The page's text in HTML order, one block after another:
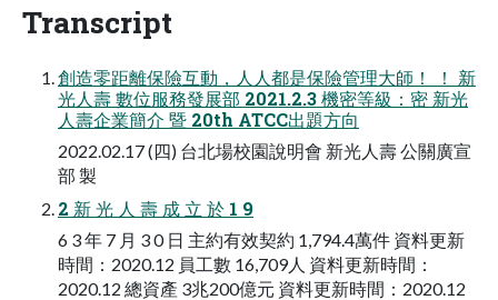
Transcript
創造零距離保險互動，人人都是保險管理大師！ ！ 新
光人壽 數位服務發展部 2021.2.3 機密等級：密 新光
人壽企業簡介 暨 20th ATCC出題方向
2022.02.17 (四) 台北場校園說明會 新光人壽 公關廣宣
部 製
2 新 光 人 壽 成 立 於 1 9
6 3 年 7 月 3 0 日 主約有效契約 1,794.4萬件 資料更新
時間：2020.12 員工數 16,709人 資料更新時間：
2020.12 總資產 3兆200億元 資料更新時間：2020.12